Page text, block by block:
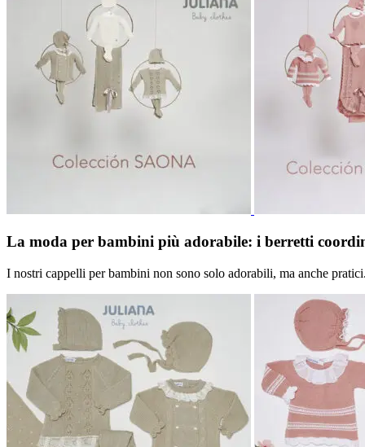
La moda per bambini più adorabile: i berretti
I nostri cappelli per bambini non sono solo adorabili, ma anche